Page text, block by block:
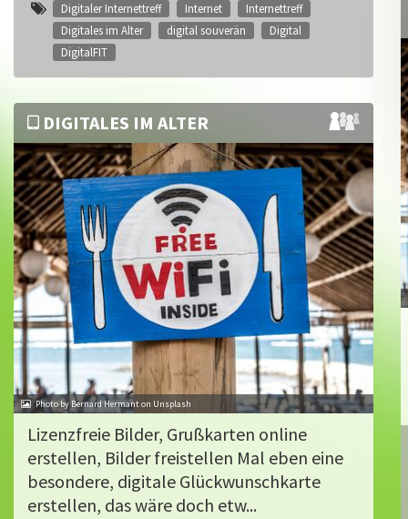
Digitaler Internettreff Internet
Internettreff
Digitales im Alter
digital souverän
Digital
DigitalFIT
DIGITALES IM ALTER
Photo by Bernard Hermant on Unsplash
Lizenzfreie Bilder, Grußkarten online
erstellen, Bilder freistellen Mal eben eine
besondere, digitale Glückwunschkarte
erstellen, das wäre doch etw...